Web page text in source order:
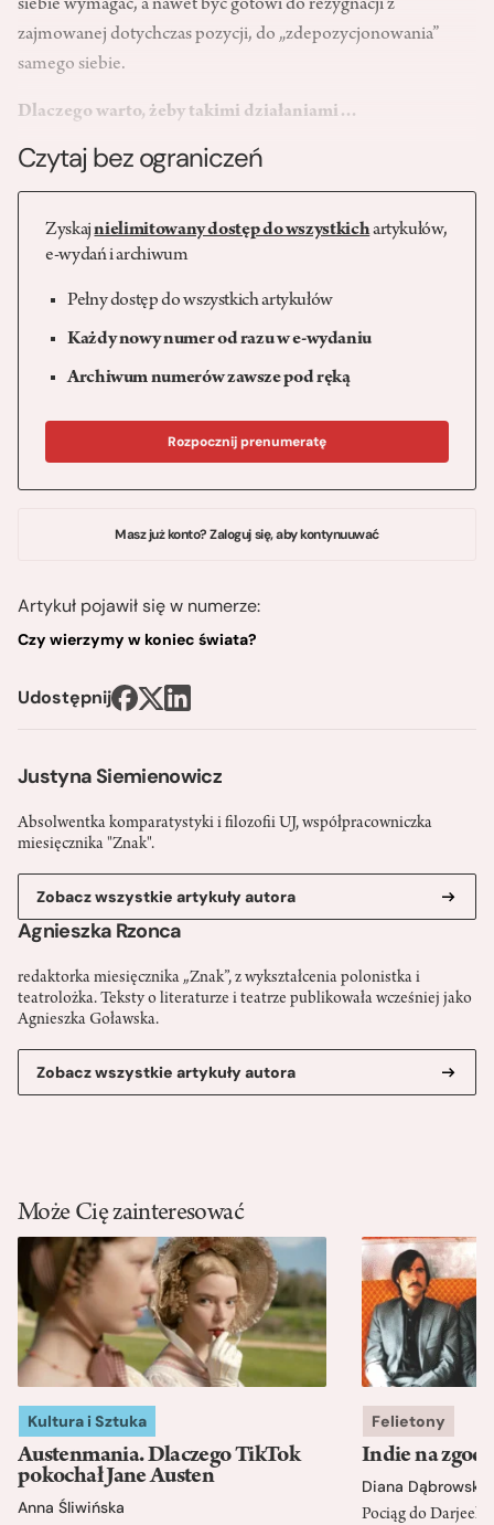
Justyna Siemienowicz
Absolwentka komparatystyki i filozofii UJ, współpracowniczka
miesięcznika "Znak".
Zobacz wszystkie artykuły autora
Agnieszka Rzonca
redaktorka miesięcznika „Znak”, z wykształcenia polonistka i
teatrolożka. Teksty o literaturze i teatrze publikowała wcześniej jako
Agnieszka Goławska.
Zobacz wszystkie artykuły autora
siebie wymagać, a nawet być gotowi do rezygnacji z
zajmowanej dotychczas pozycji, do „zdepozycjonowania”
samego siebie.
Dlaczego warto, żeby takimi działaniami…
Czytaj bez ograniczeń
Zyskajnielimitowany dostęp do wszystkichartykułów,
e-wydań i archiwum
Pełny dostęp do wszystkich artykułów
Każdy nowy numer od razu w e-wydaniu
Archiwum numerów zawsze pod ręką
Rozpocznij prenumeratę
Masz już konto? Zaloguj się, aby kontynuuwać
Artykuł pojawił się w numerze:
Czy wierzymy w koniec świata?
Udostępnij
Może Cię zainteresować
Kultura i Sztuka
Austenmania. Dlaczego TikTok
pokochał Jane Austen
Anna Śliwińska
Felietony
Indie na
Diana Dąbrowska
Pociąg do